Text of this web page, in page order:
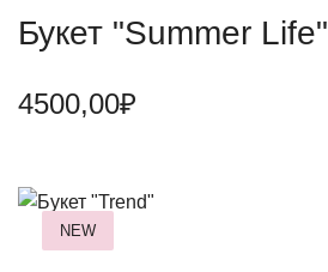
Букет "Summer Life"
4500,00₽
NEW